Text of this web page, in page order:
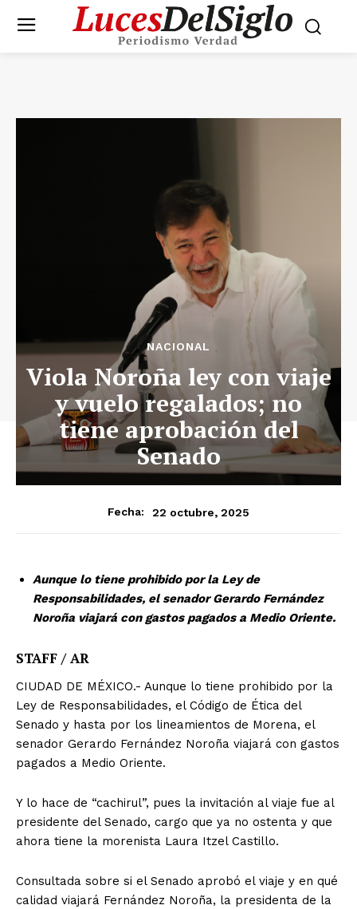
NACIONAL
Viola Noroña ley con viaje
y vuelo regalados; no
tiene aprobación del
Senado
Fecha: 22 octubre, 2025
Aunque lo tiene prohibido por la Ley de
Responsabilidades, el senador Gerardo Fernández
Noroña viajará con gastos pagados a Medio Oriente.
STAFF / AR
CIUDAD DE MÉXICO.- Aunque lo tiene prohibido por la
Ley de Responsabilidades, el Código de Ética del
Senado y hasta por los lineamientos de Morena, el
senador Gerardo Fernández Noroña viajará con gastos
pagados a Medio Oriente.
Y lo hace de “cachirul”, pues la invitación al viaje fue al
presidente del Senado, cargo que ya no ostenta y que
ahora tiene la morenista Laura Itzel Castillo.
Consultada sobre si el Senado aprobó el viaje y en qué
calidad viajará Fernández Noroña, la presidenta de la